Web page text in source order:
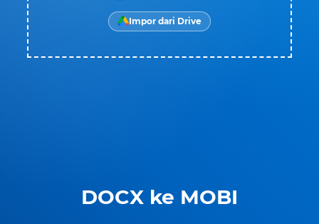
DOCX ke MOBI
Impor dari Drive